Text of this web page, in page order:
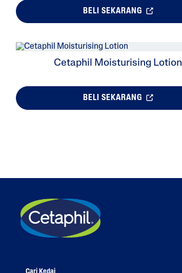
BELI SEKARANG
Cetaphil Moisturising Lotion
BELI SEKARANG